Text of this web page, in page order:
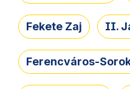
Fekete Zaj II.
Ferencváros-